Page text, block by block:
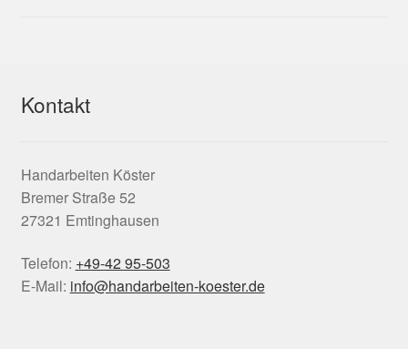
Kontakt
Handarbeiten Köster
Bremer Straße 52
27321 Emtinghausen
Telefon: +49-42 95-503
E-Mail: info@handarbeiten-koester.de